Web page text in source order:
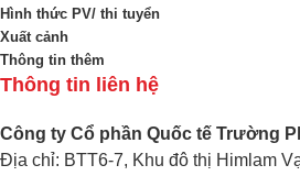
Hình thức PV/ thi tuyển
Xuất cảnh
Thông tin thêm
Thông tin liên hệ
Công ty Cổ phần Quốc tế Trường
Địa chỉ: BTT6-7, Khu đô thị Himlam